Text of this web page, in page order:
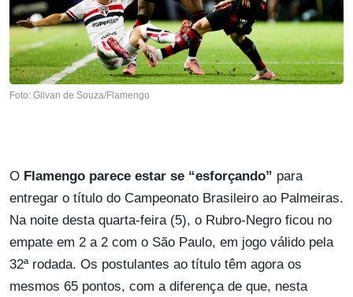
Foto: Gilvan de Souza/Flamengo
O Flamengo parece estar se “esforçando” para
entregar o título do Campeonato Brasileiro ao Palmeiras.
Na noite desta quarta-feira (5), o Rubro-Negro ficou no
empate em 2 a 2 com o São Paulo, em jogo válido pela
32ª rodada. Os postulantes ao título têm agora os
mesmos 65 pontos, com a diferença de que, nesta